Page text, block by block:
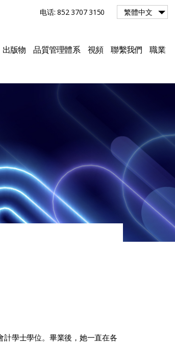
电话: 852 3707 3150 繁體中文
出版物 品質管理體系 視頻 聯繫我們 職業
學士學位。畢業後，她一直在各